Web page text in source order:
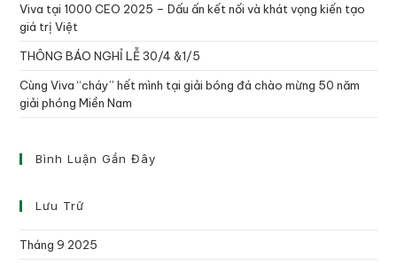
Viva tại 1000 CEO 2025 – Dấu ấn kết nối và khát vọng kiến tạo
giá trị Việt
THÔNG BÁO NGHỈ LỄ 30/4 &1/5
Cùng Viva “cháy” hết mình tại giải bóng đá chào mừng 50 năm
giải phóng Miền Nam
Bình Luận Gần Đây
Lưu Trữ
Tháng 9 2025